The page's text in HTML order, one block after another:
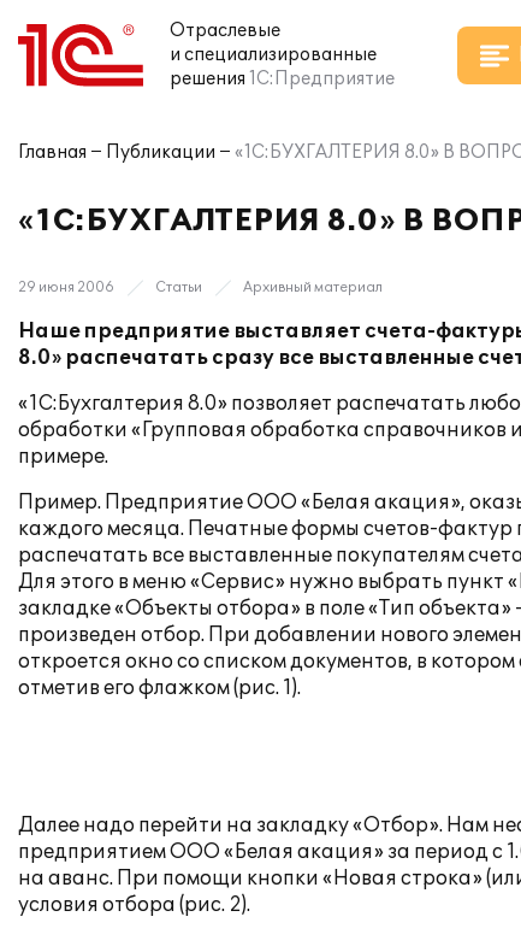
Отраслевые
и специализированные
решения 1С:Предприятие
Главная Публикации «1С:БУХГАЛТЕРИЯ 8.0» В
«1С:БУХГАЛТЕРИЯ 8.0» В
29 июня 2006 Статьи Архивный материал
Наше предприятие выставляет счета-
8.0» распечатать сразу все выставленные
«1С:Бухгалтерия 8.0» позволяет распечатать
обработки «Групповая обработка справочников
примере.
Пример. Предприятие ООО «Белая акация»,
каждого месяца. Печатные формы счетов-
распечатать все выставленные покупателям
Для этого в меню «Сервис» нужно выбрать пункт
закладке «Объекты отбора» в поле «Тип
произведен отбор. При добавлении нового
откроется окно со списком документов, в
отметив его флажком (рис. 1).
Далее надо перейти на закладку «Отбор». Нам
предприятием ООО «Белая акация» за период с
на аванс. При помощи кнопки «Новая строка»
условия отбора (рис. 2).